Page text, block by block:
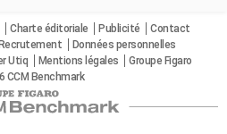
Charte éditoriale Publicité
Contact
Recrutement
Données personnelles
Utiq Mentions légales
Groupe Figaro
CCM Benchmark